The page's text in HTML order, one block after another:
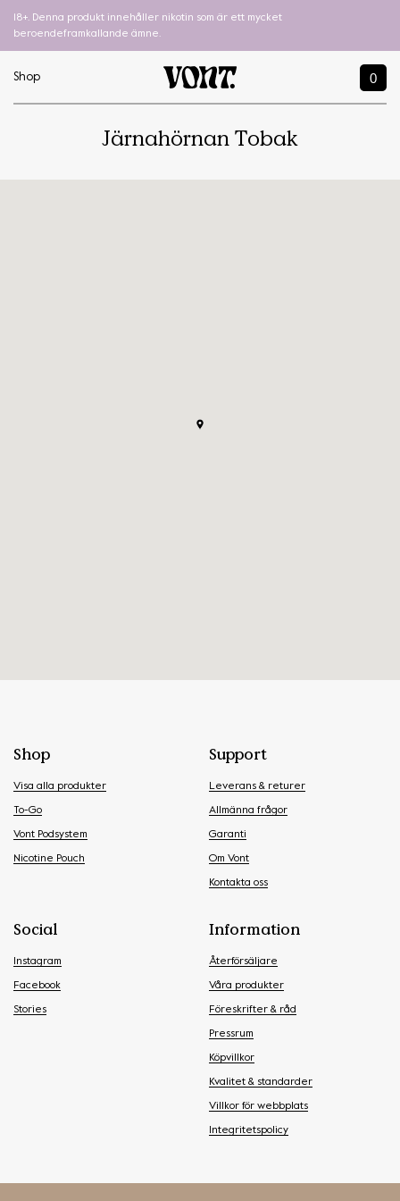
18+. Denna produkt innehåller nikotin som är ett mycket
beroendeframkallande ämne.
Shop 0
Järnahörnan Tobak
Shop
Visa alla produkter
To-Go
Vont Podsystem
Nicotine Pouch
Support
Leverans & returer
Allmänna frågor
Garanti
Om Vont
Kontakta oss
Social
Instagram
Facebook
Stories
Information
Återförsäljare
Våra produkter
Föreskrifter & råd
Pressrum
Köpvillkor
Kvalitet & standarder
Villkor för webbplats
Integritetspolicy